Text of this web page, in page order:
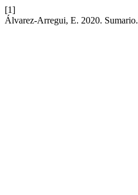
[1]
Álvarez-Arregui, E. 2020. Sumario.